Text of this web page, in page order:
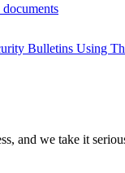
Bulletins Using
and we take it